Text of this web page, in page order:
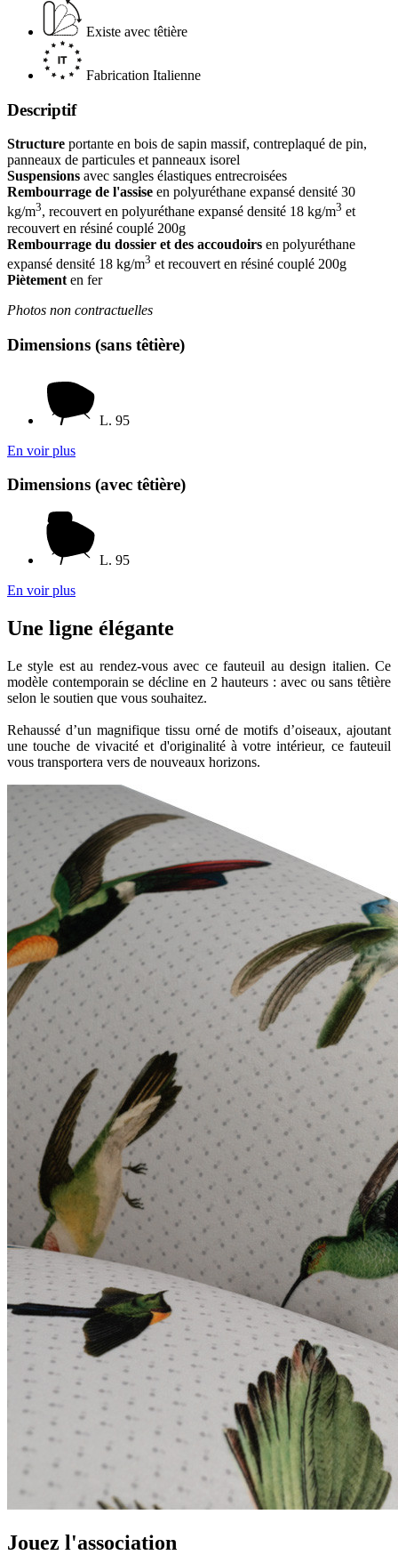
Existe avec têtière
Fabrication Italienne
Descriptif
Structure portante en bois de sapin massif, contreplaqué de pin,
panneaux de particules et panneaux isorel
Suspensions avec sangles élastiques entrecroisées
Rembourrage de l'assise en polyuréthane expansé densité 30
kg/m3, recouvert en polyuréthane expansé densité 18 kg/m3 et
recouvert en résiné couplé 200g
Rembourrage du dossier et des accoudoirs en polyuréthane
expansé densité 18 kg/m3 et recouvert en résiné couplé 200g
Piètement en fer
Photos non contractuelles
Dimensions (sans têtière)
L. 95
En voir plus
Dimensions (avec têtière)
L. 95
En voir plus
Une ligne élégante
Le style est au rendez-vous avec ce fauteuil au design italien. Ce
modèle contemporain se décline en 2 hauteurs : avec ou sans têtière
selon le soutien que vous souhaitez.
Rehaussé d’un magnifique tissu orné de motifs d’oiseaux, ajoutant
une touche de vivacité et d'originalité à votre intérieur, ce fauteuil
vous transportera vers de nouveaux horizons.
Jouez l'association